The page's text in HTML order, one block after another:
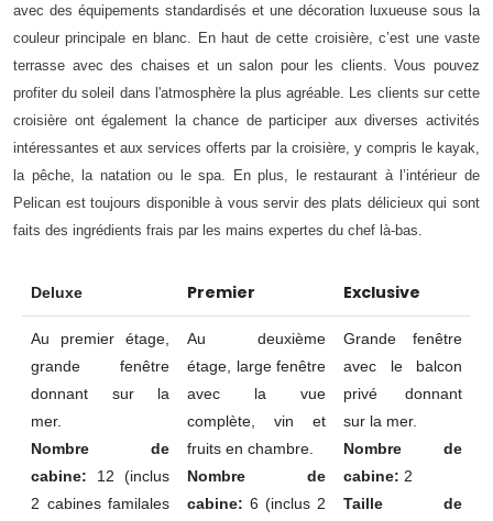
avec des équipements standardisés et une décoration luxueuse sous la
couleur principale en blanc. En haut de cette croisière, c’est une vaste
terrasse avec des chaises et un salon pour les clients. Vous pouvez
profiter du soleil dans l'atmosphère la plus agréable. Les clients sur cette
croisière ont également la chance de participer aux diverses activités
intéressantes et aux services offerts par la croisière, y compris le kayak,
la pêche, la natation ou le spa. En plus, le restaurant à l’intérieur de
Pelican est toujours disponible à vous servir des plats délicieux qui sont
faits des ingrédients frais par les mains expertes du chef là-bas.
Deluxe Premier Exclusive
Au premier étage,
grande fenêtre
donnant sur la
mer.
Nombre de
cabine: 12 (inclus
2 cabines familales
Au deuxième
étage, large fenêtre
avec la vue
complète, vin et
fruits en chambre.
Nombre de
cabine: 6 (inclus 2
Grande fenêtre
avec le balcon
privé donnant
sur la mer.
Nombre de
cabine: 2
Taille de